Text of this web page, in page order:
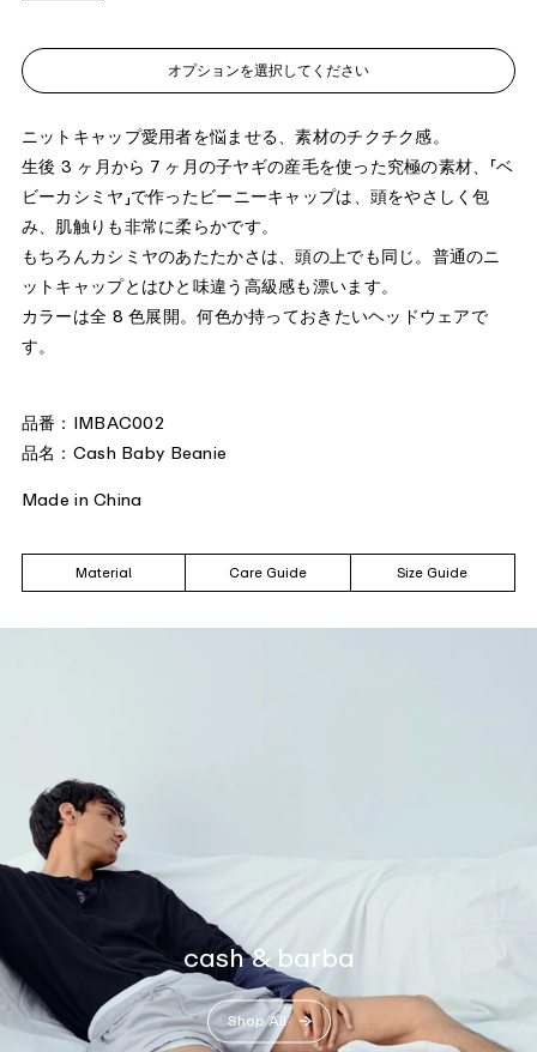
オプションを選択してください
ニットキャップ愛用者を悩ませる、素材のチクチク感。
生後 3 ヶ月から 7 ヶ月の子ヤギの産毛を使った究極の素材、「ベ
ビーカシミヤ」で作ったビーニーキャップは、頭をやさしく包
み、肌触りも非常に柔らかです。
もちろんカシミヤのあたたかさは、頭の上でも同じ。普通のニ
ットキャップとはひと味違う高級感も漂います。
カラーは全 8 色展開。何色か持っておきたいヘッドウェアで
す。
品番：IMBAC002
品名：Cash Baby Beanie
Made in China
Material Care Guide Size Guide
cash & barba
Shop All